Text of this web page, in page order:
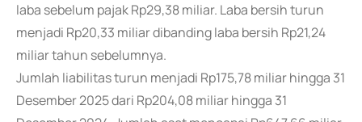
laba sebelum pajak Rp29,38 miliar. Laba bersih turun
menjadi Rp20,33 miliar dibanding laba bersih Rp21,24
miliar tahun sebelumnya.
Jumlah liabilitas turun menjadi Rp175,78 miliar hingga 31
Desember 2025 dari Rp204,08 miliar hingga 31